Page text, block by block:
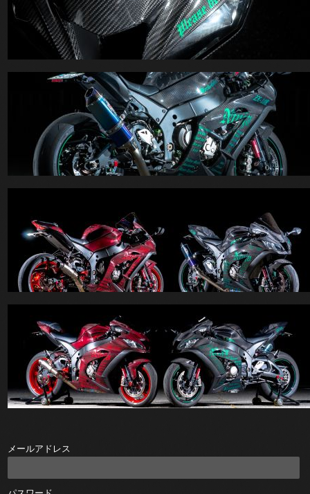
メールアドレス